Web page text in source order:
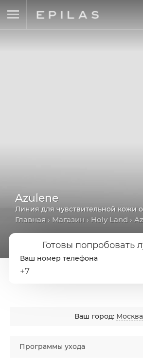
Azulene
Линия для чувствительной кожи
Главная › Магазин › Holy Land ›
Готовы попробовать
+7
Ваш город: Москва
Программы ухода